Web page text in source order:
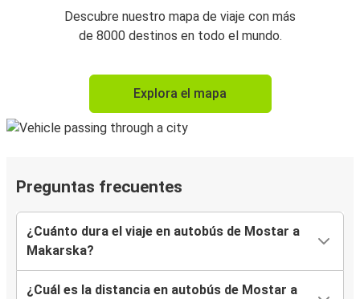
Descubre nuestro mapa de viaje con más
de 8000 destinos en todo el mundo.
Explora el mapa
Preguntas frecuentes
¿Cuánto dura el viaje en autobús de Mostar a
Makarska?
¿Cuál es la distancia en autobús de Mostar a